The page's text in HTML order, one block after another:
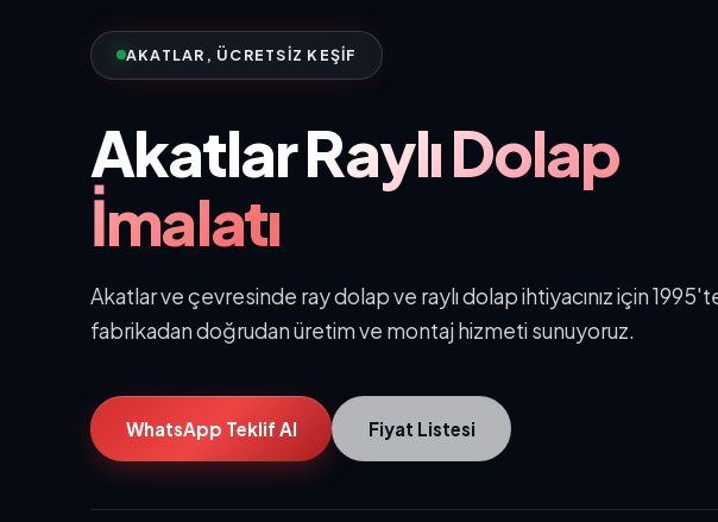
AKATLAR, ÜCRETSIZ KEŞIF
AkatlarRaylı Dolap
İmalatı
Akatlar ve çevresinde ray dolap ve raylı dolap ihtiyacınız için
fabrikadan doğrudan üretim ve montaj hizmeti sunuyoruz.
WhatsApp Teklif Al Fiyat Listesi